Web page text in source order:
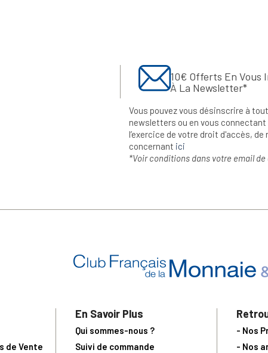
10€ Offerts En Vous
À La Newsletter*
Vous pouvez vous désinscrire à
newsletters ou en vous
l’exercice de votre droit d'accès,
concernant ici
*Voir conditions dans votre email
de Vente
En Savoir Plus
Qui sommes-nous ?
Suivi de commande
- Nos
- Nos